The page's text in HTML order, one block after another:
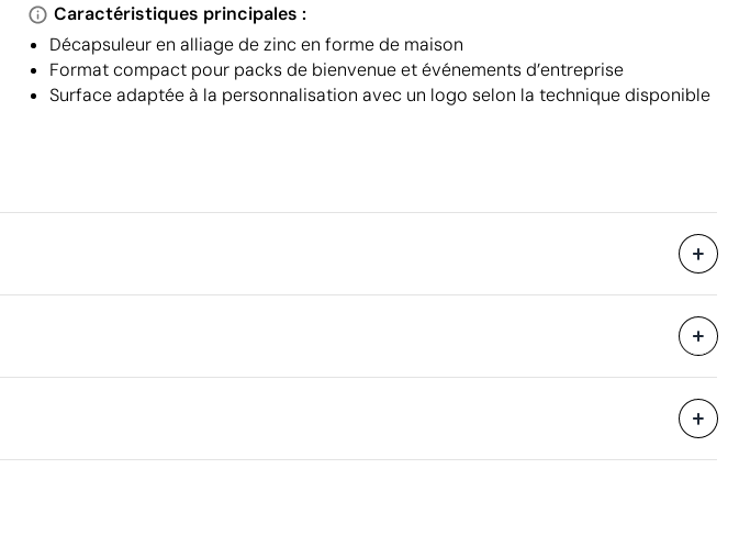
Caractéristiques principales :
Décapsuleur en alliage de zinc en forme de maison
Format compact pour packs de bienvenue et événements d’entreprise
Surface adaptée à la personnalisation avec un logo selon la technique disponible
Emballage